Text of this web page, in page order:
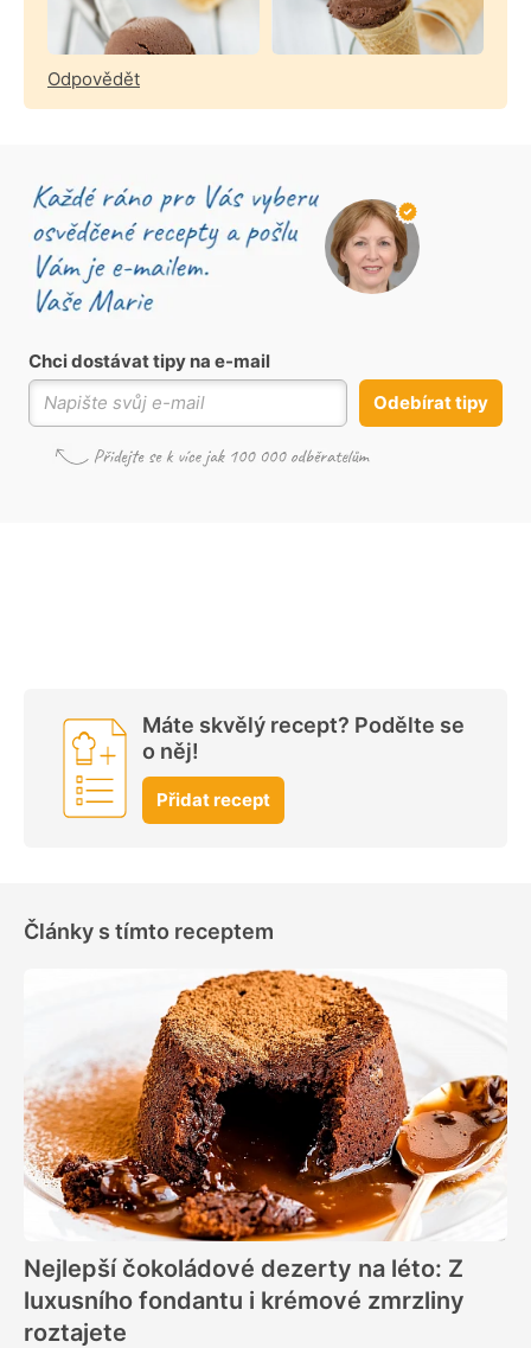
Odpovědět
Chci dostávat tipy na e-mail
Odebírat tipy
Máte skvělý recept? Podělte se
o něj!
Přidat recept
Články s tímto receptem
Nejlepší čokoládové dezerty na léto: Z
luxusního fondantu i krémové zmrzliny
roztajete